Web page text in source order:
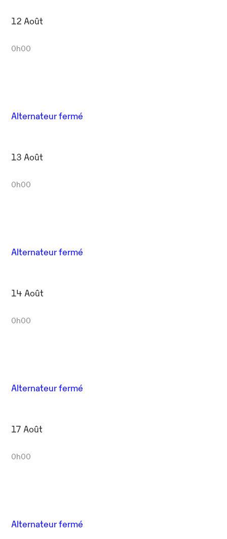
12 Août
0h00
Alternateur fermé
13 Août
0h00
Alternateur fermé
14 Août
0h00
Alternateur fermé
17 Août
0h00
Alternateur fermé